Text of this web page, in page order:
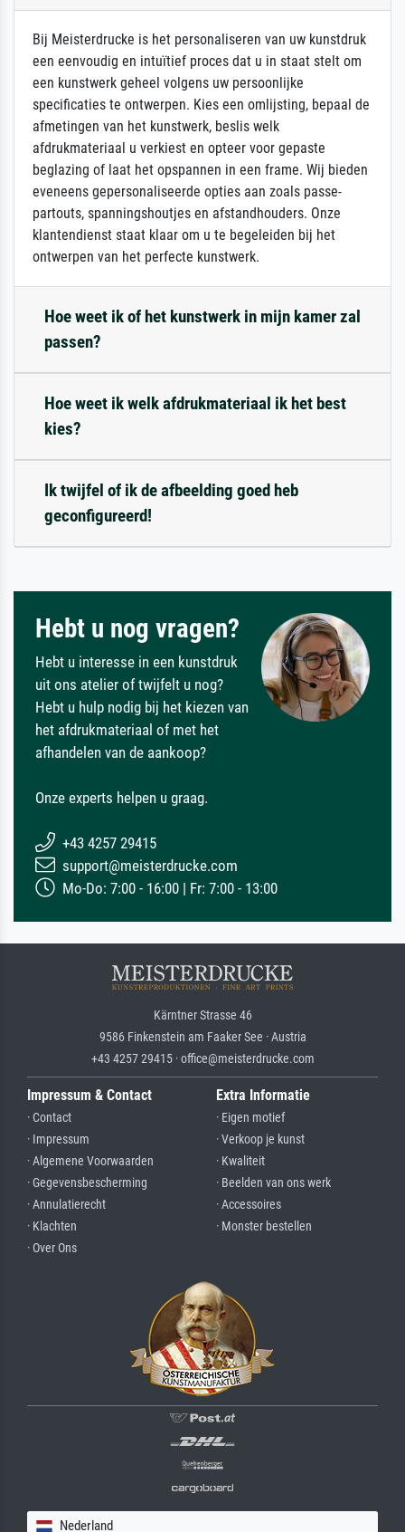
Bij Meisterdrucke is het personaliseren van uw kunstdruk
een eenvoudig en intuïtief proces dat u in staat stelt om
een kunstwerk geheel volgens uw persoonlijke
specificaties te ontwerpen. Kies een omlijsting, bepaal de
afmetingen van het kunstwerk, beslis welk
afdrukmateriaal u verkiest en opteer voor gepaste
beglazing of laat het opspannen in een frame. Wij bieden
eveneens gepersonaliseerde opties aan zoals passe-
partouts, spanningshoutjes en afstandhouders. Onze
klantendienst staat klaar om u te begeleiden bij het
ontwerpen van het perfecte kunstwerk.
Hoe weet ik of het kunstwerk in mijn kamer zal
passen?
Hoe weet ik welk afdrukmateriaal ik het best
kies?
Ik twijfel of ik de afbeelding goed heb
geconfigureerd!
Hebt u nog vragen?
Hebt u interesse in een kunstdruk
uit ons atelier of twijfelt u nog?
Hebt u hulp nodig bij het kiezen van
het afdrukmateriaal of met het
afhandelen van de aankoop?
Onze experts helpen u graag.
+43 4257 29415
support@meisterdrucke.com
Mo-Do: 7:00 - 16:00 | Fr: 7:00 - 13:00
Kärntner Strasse 46
9586 Finkenstein am Faaker See · Austria
+43 4257 29415 · office@meisterdrucke.com
Impressum & Contact
· Contact
· Impressum
· Algemene Voorwaarden
· Gegevensbescherming
· Annulatierecht
· Klachten
· Over Ons
Extra Informatie
· Eigen motief
· Verkoop je kunst
· Kwaliteit
· Beelden van ons werk
· Accessoires
· Monster bestellen
Nederland